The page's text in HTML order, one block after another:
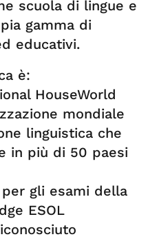
scuola di lingue e
gamma di
educativi.
è:
HouseWorld
mondiale
linguistica che
in più di 50 paesi
gli esami della
ESOL